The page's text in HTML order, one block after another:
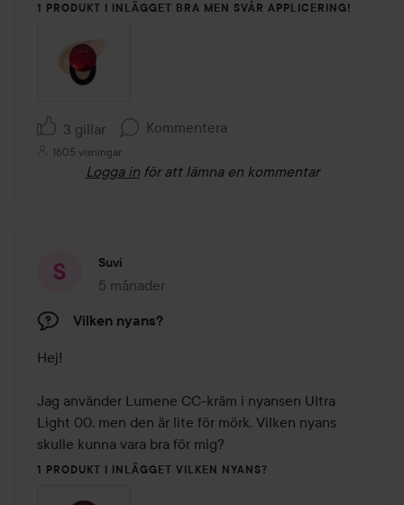
1 PRODUKT I INLÄGGET BRA MEN SVÅR APPLICERING!
3 gillar Kommentera
1605 visningar
Logga in för att lämna en kommentar
Suvi
5 månader
Inlägget skapades 5 månader
Vilken nyans?
Hej!
Jag använder Lumene CC-kräm i nyansen Ultra
Light 00, men den är lite för mörk. Vilken nyans
skulle kunna vara bra för mig?
1 PRODUKT I INLÄGGET VILKEN NYANS?